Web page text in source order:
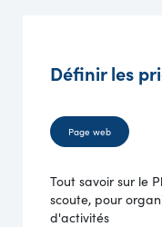
Définir les
Page web
Tout savoir sur le
scoute, pour
d'activités